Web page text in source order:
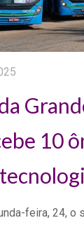
10
feira, 24, o